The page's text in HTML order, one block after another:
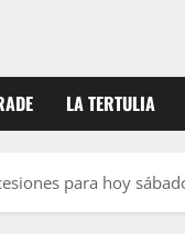
LA TERTULIA
para hoy